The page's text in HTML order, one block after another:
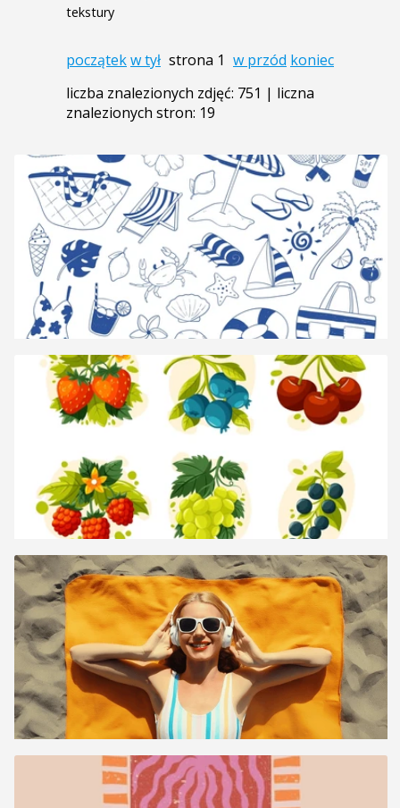
tekstury
początekw tył strona 1 w przód koniec
liczba znalezionych zdjęć: 751 | liczna
znalezionych stron: 19